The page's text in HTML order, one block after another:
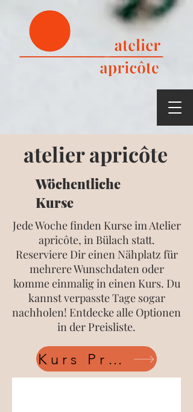
atelier apricôte
Wöchentliche
Kurse
Jede Woche finden Kurse im Atelier
apricôte, in Bülach statt.
Reserviere Dir einen Nähplatz für
mehrere Wunschdaten oder
komme einmalig in einen Kurs. Du
kannst verpasste Tage sogar
nachholen! Entdecke alle Optionen
in der Preisliste.
Kurs Preis Liste